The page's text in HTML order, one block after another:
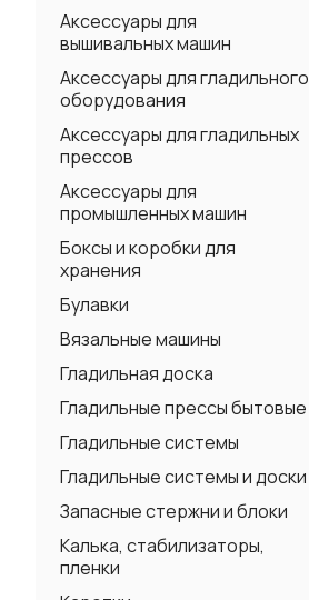
Аксессуары для
вышивальных машин
Аксессуары для гладильного
оборудования
Аксессуары для гладильных
прессов
Аксессуары для
промышленных машин
Боксы и коробки для
хранения
Булавки
Вязальные машины
Гладильная доска
Гладильные прессы бытовые
Гладильные системы
Гладильные системы и доски
Запасные стержни и блоки
Калька, стабилизаторы,
пленки